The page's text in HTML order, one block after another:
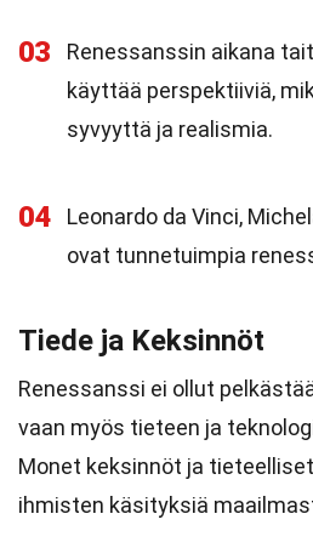
03
Renessanssin aikana
käyttää perspektiiviä,
syvyyttä ja realismia.
04
Leonardo da Vinci,
ovat tunnetuimpia
Tiede ja Keksinnöt
Renessanssi ei ollut
vaan myös tieteen ja
Monet keksinnöt ja
ihmisten käsityksiä